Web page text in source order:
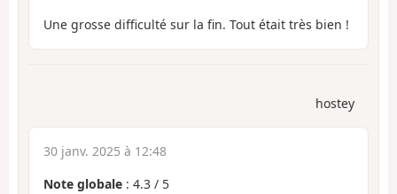
Une grosse difficulté sur la fin. Tout était très bien !
hostey
30 janv. 2025 à 12:48
Note globale : 4.3 / 5